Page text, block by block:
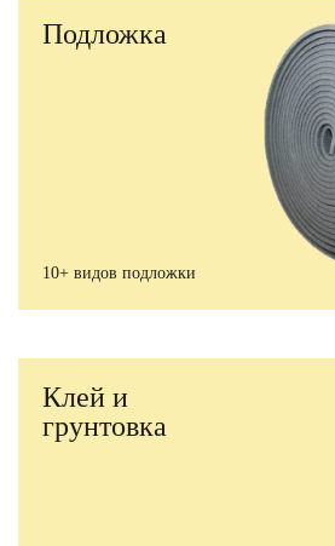
Подложка
10+ видов подложки
Клей и
грунтовка